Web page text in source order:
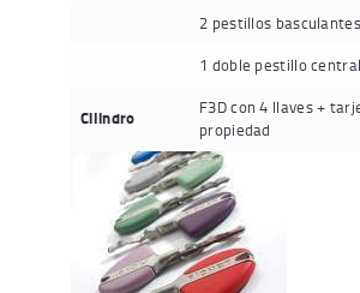
2 pestillos
1 doble pestillo central
Cilindro
F3D con 4 llaves +
propiedad